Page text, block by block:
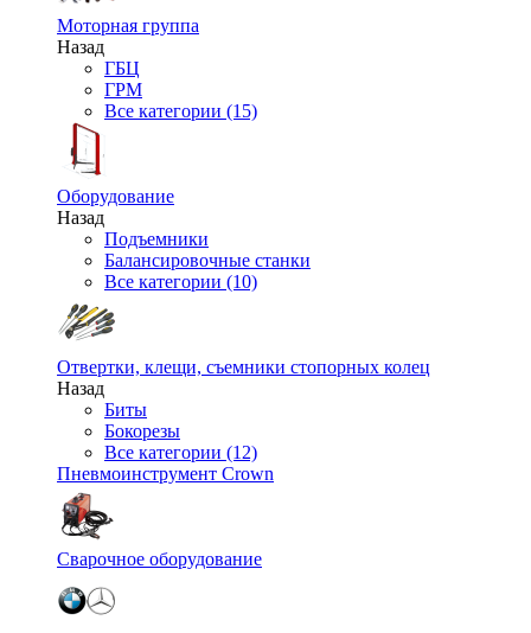
Моторная группа
Назад
ГБЦ
ГРМ
Все категории (15)
Оборудование
Назад
Подъемники
Балансировочные станки
Все категории (10)
Отвертки, клещи, съемники стопорных колец
Назад
Биты
Бокорезы
Все категории (12)
Пневмоинструмент Crown
Сварочное оборудование